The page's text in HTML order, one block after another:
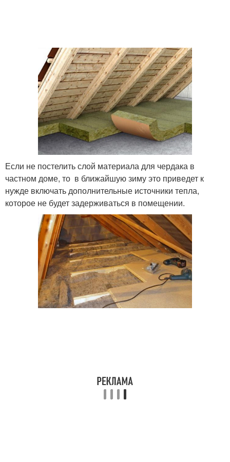
Если не постелить слой материала для чердака в
частном доме, то в ближайшую зиму это приведет к
нужде включать дополнительные источники тепла,
которое не будет задерживаться в помещении.